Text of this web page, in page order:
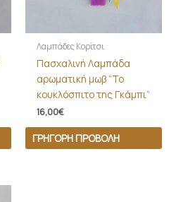
Λαμπάδες Κορίτσι
Πασχαλινή Λαμπάδα
αρωματική μωβ “Το
κουκλόσπιτο της Γκάμπι”
16,00€
ΓΡΉΓΟΡΗ ΠΡΟΒΟΛΉ